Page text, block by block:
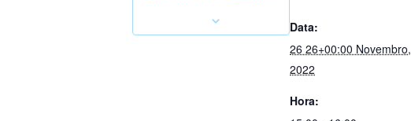
Data:
26 26+00:00 Novembro,
2022
Hora: